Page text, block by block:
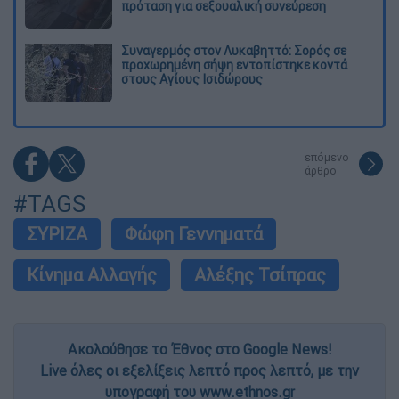
πρόταση για σεξουαλική συνεύρεση
Συναγερμός στον Λυκαβηττό: Σορός σε
προχωρημένη σήψη εντοπίστηκε κοντά
στους Αγίους Ισιδώρους
επόμενο
άρθρο
#TAGS
ΣΥΡΙΖΑ
Φώφη Γεννηματά
Κίνημα Αλλαγής
Αλέξης Τσίπρας
Ακολούθησε το Έθνος στο Google News!
Live όλες οι εξελίξεις λεπτό προς λεπτό, με την
υπογραφή του www.ethnos.gr